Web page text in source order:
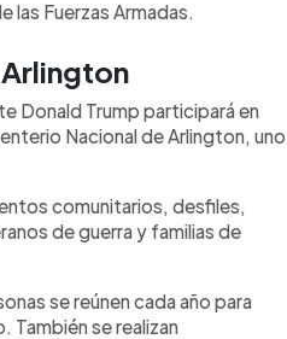
las Fuerzas Armadas.
Donald Trump participará en
Nacional de Arlington, uno
comunitarios, desfiles,
de guerra y familias de
se reúnen cada año para
También se realizan